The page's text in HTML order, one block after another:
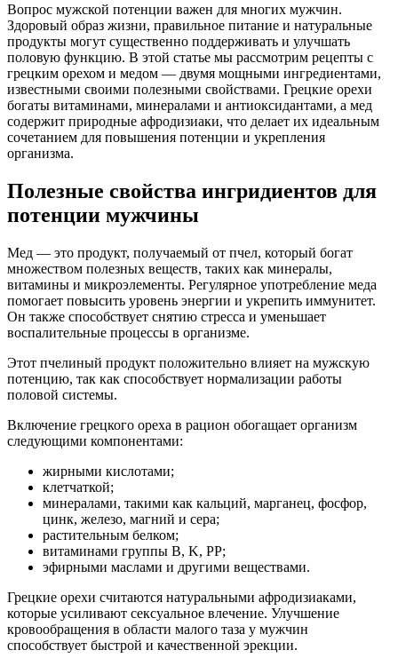
Вопрос мужской потенции важен для многих мужчин.
Здоровый образ жизни, правильное питание и натуральные
продукты могут существенно поддерживать и улучшать
половую функцию. В этой статье мы рассмотрим рецепты с
грецким орехом и медом — двумя мощными ингредиентами,
известными своими полезными свойствами. Грецкие орехи
богаты витаминами, минералами и антиоксидантами, а мед
содержит природные афродизиаки, что делает их идеальным
сочетанием для повышения потенции и укрепления
организма.
Полезные свойства ингридиентов для
потенции мужчины
Мед — это продукт, получаемый от пчел, который богат
множеством полезных веществ, таких как минералы,
витамины и микроэлементы. Регулярное употребление меда
помогает повысить уровень энергии и укрепить иммунитет.
Он также способствует снятию стресса и уменьшает
воспалительные процессы в организме.
Этот пчелиный продукт положительно влияет на мужскую
потенцию, так как способствует нормализации работы
половой системы.
Включение грецкого ореха в рацион обогащает организм
следующими компонентами:
жирными кислотами;
клетчаткой;
минералами, такими как кальций, марганец, фосфор,
цинк, железо, магний и сера;
растительным белком;
витаминами группы B, K, PP;
эфирными маслами и другими веществами.
Грецкие орехи считаются натуральными афродизиаками,
которые усиливают сексуальное влечение. Улучшение
кровообращения в области малого таза у мужчин
способствует быстрой и качественной эрекции.